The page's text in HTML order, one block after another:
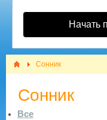
Начать
Сонник
Сонник
Все